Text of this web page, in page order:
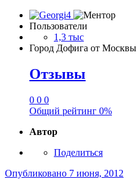
Пользователи
1,3 тыс
Город Дофига от Москвы
Отзывы
0 0 0
Общий рейтинг 0%
Автор
Поделиться
Опубликовано 7 июня, 2012